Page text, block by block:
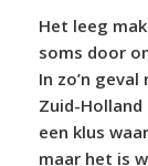
Het leeg
soms door
In zo’n
Zuid-
een klus
maar het is